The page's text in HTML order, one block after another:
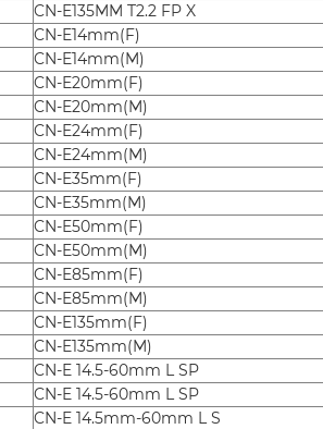
CN-E135MM T2.2 FP X
CN-E14mm(F)
CN-E14mm(M)
CN-E20mm(F)
CN-E20mm(M)
CN-E24mm(F)
CN-E24mm(M)
CN-E35mm(F)
CN-E35mm(M)
CN-E50mm(F)
CN-E50mm(M)
CN-E85mm(F)
CN-E85mm(M)
CN-E135mm(F)
CN-E135mm(M)
CN-E 14.5-60mm L SP
CN-E 14.5-60mm L SP
CN-E 14.5mm-60mm L S